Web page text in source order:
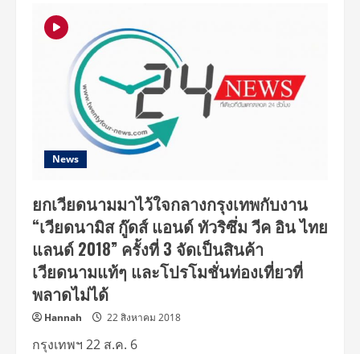
News
ยกเวียดนามมาไว้ใจกลางกรุงเทพกับงาน
“เวียดนามิส กู๊ดส์ แอนด์ ทัวริซึ่ม วีค อิน ไทย
แลนด์ 2018” ครั้งที่ 3 จัดเป็นสินค้า
เวียดนามแท้ๆ และโปรโมชั่นท่องเที่ยวที่
พลาดไม่ได้
Hannah 22 สิงหาคม 2018
กรุงเทพฯ 22 ส.ค. 6